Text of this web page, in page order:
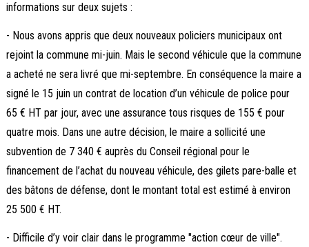
informations sur deux sujets :
- Nous avons appris que deux nouveaux policiers municipaux ont
rejoint la commune mi-juin. Mais le second véhicule que la commune
a acheté ne sera livré que mi-septembre. En conséquence la maire a
signé le 15 juin un contrat de location d’un véhicule de police pour
65 € HT par jour, avec une assurance tous risques de 155 € pour
quatre mois. Dans une autre décision, le maire a sollicité une
subvention de 7 340 € auprès du Conseil régional pour le
financement de l’achat du nouveau véhicule, des gilets pare-balle et
des bâtons de défense, dont le montant total est estimé à environ
25 500 € HT.
- Difficile d’y voir clair dans le programme "action cœur de ville".